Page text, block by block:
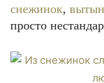
снежинок,
просто